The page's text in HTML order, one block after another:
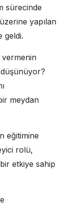
sürecinde
yapılan
geldi.
meydan
eğitimine
rolü,
etkiye sahip